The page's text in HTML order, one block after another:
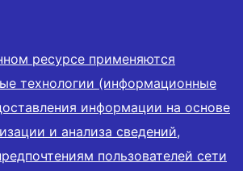
ресурсе применяются
технологии (информационные
информации на основе
и анализа сведений,
пользователей сети